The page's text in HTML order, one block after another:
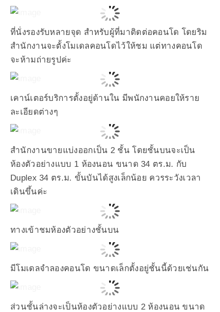
ที่นั่งรองรับหลายจุด สำหรับผู้ที่มาติดต่อคอนโด โดยริม
สำนักงานจะตั้งโมเดลคอนโดไว้ให้ชม แต่ทางคอนโด
จะห้ามถ่ายรูปค่ะ
เคาน์เตอร์บริการตั้งอยู่ด้านใน มีพนักงานคอยให้ราย
ละเอียดต่างๆ
สำนักงานขายแบ่งออกเป็น 2 ชั้น โดยชั้นบนจะเป็น
ห้องตัวอย่างแบบ 1 ห้องนอน ขนาด 34 ตร.ม. กับ
Duplex 34 ตร.ม. ขั้นบันได้สูงเล็กน้อย ควรระวังเวลา
เดินขึ้นค่ะ
ทางเข้าชมห้องตัวอย่างชั้นบน
มีโมเดลจำลองคอนโด ขนาดเล็กตั้งอยู่ชั้นนี้ด้วยเช่นกัน
ส่วนชั้นล่างจะเป็นห้องตัวอย่างแบบ 2 ห้องนอน ขนาด